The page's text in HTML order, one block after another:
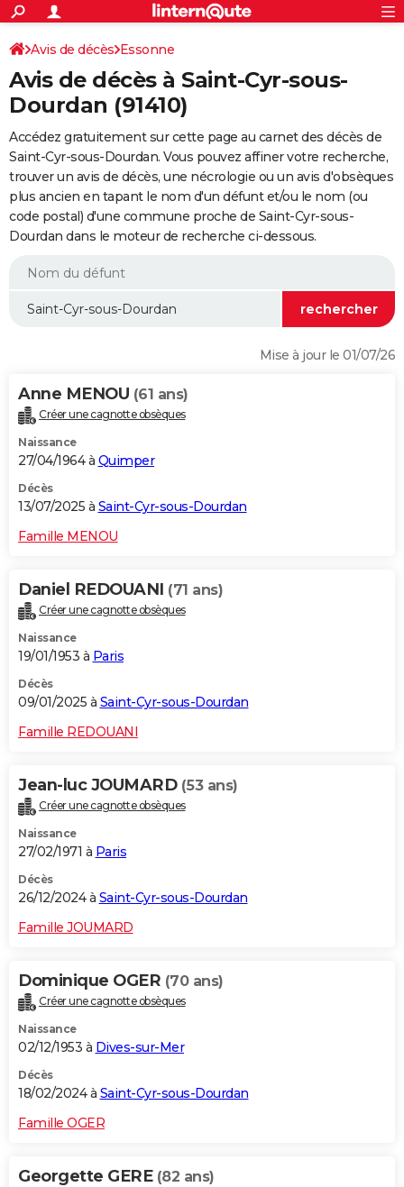
ACTUALITÉS
Politique
Société
Faits Divers
Education
Monde
Villes
+
SPORT
Coupe du monde 2026
Football
Tennis
Cyclisme
Rugby
Forum
FINANCE
Retraite
Impôts
Epargne
Immobilier
Risques naturels par ville
Banque
Assurance
Crédit
Essais
Réserver un essai
Citadines
Berlines
SUV
Forum auto
+
HIGH-TECH
Mobiles
Meilleur smartphone
Internet
Ordinateurs
Jeux vidéo
Guide high-tech
+
BRICOLAGE
Forum
Aménagement intérieur
Extérieur
Cuisine
Salle de bains
Jardinage
Rangement
WEEK-END
Guides de France
Escapades
Patrimoine
Expositions
Musées
Week-end nature
LIFESTYLE
Alimentation
Guide de la santé
Maladies
Médicaments
Sommeil
VOYAGE
Destinations
City break
Voyage nature
Voyage de noces
Forum
Climat
+PHOTO
GUIDES D'ACHAT
BONS PLANS
CARTE DE VOEUX
Dictionnaire
Biographies
Citations
Expressions
Proverbes
PROGRAMME TV
COPAINS D'AVANT
S'inscrire
Se connecter
Lycées
Collèges
Primaires
Universités
Entreprises
Service militaire
Avis de recherche
AVIS DE DÉCÈS
Avis de décès Essonne
Avis de décès à Saint-Cyr-sous-
Dourdan (91410)
Accédez gratuitement sur cette page au carnet des décès de
Saint-Cyr-sous-Dourdan. Vous pouvez affiner votre recherche,
trouver un avis de décès, une nécrologie ou un avis d'obsèques
plus ancien en tapant le nom d'un défunt et/ou le nom (ou
code postal) d'une commune proche de Saint-Cyr-sous-
Dourdan dans le moteur de recherche ci-dessous.
Mise à jour le 01/07/26
Anne MENOU (61 ans)
Créer une cagnotte obsèques
Naissance
27/04/1964 à Quimper
Décès
13/07/2025 à Saint-Cyr-sous-Dourdan
Famille MENOU
Daniel REDOUANI (71 ans)
Créer une cagnotte obsèques
Naissance
19/01/1953 à Paris
Décès
09/01/2025 à Saint-Cyr-sous-Dourdan
Famille REDOUANI
Jean-luc JOUMARD (53 ans)
Créer une cagnotte obsèques
Naissance
27/02/1971 à Paris
Décès
26/12/2024 à Saint-Cyr-sous-Dourdan
Famille JOUMARD
Dominique OGER (70 ans)
Créer une cagnotte obsèques
Naissance
02/12/1953 à Dives-sur-Mer
Décès
18/02/2024 à Saint-Cyr-sous-Dourdan
Famille OGER
Georgette GERE (82 ans)